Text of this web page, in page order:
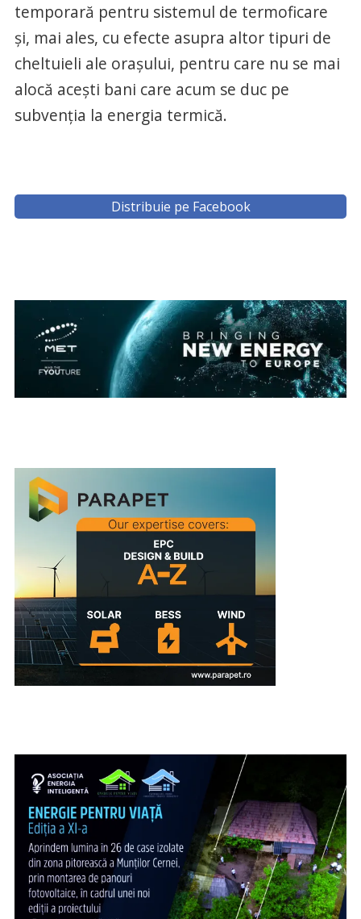
temporară pentru sistemul de termoficare
și, mai ales, cu efecte asupra altor tipuri de
cheltuieli ale orașului, pentru care nu se mai
alocă acești bani care acum se duc pe
subvenția la energia termică.
Distribuie pe Facebook